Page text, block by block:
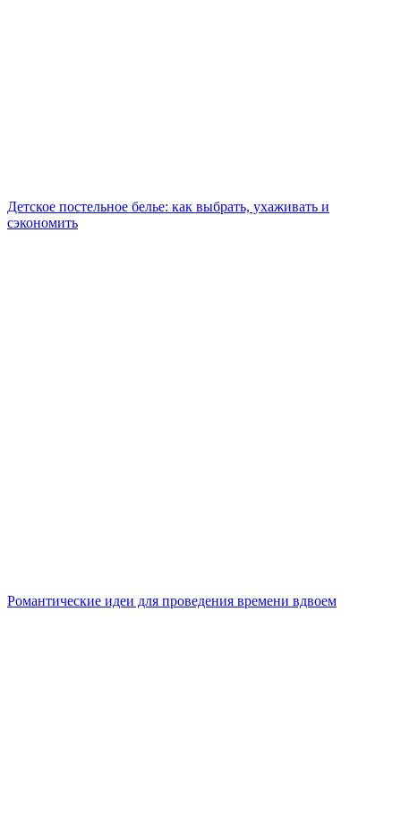
Детское постельное белье: как выбрать, ухаживать и
сэкономить
Романтические идеи для проведения времени вдвоем